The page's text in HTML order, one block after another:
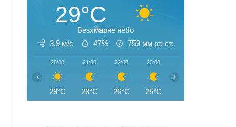
29°C
Безхмарне небо
3.9 м/с
47% 759 мм рт. ст.
20:00
29°C
21:00
28°C
22:00
26°C
23:00
25°C
‹ ›